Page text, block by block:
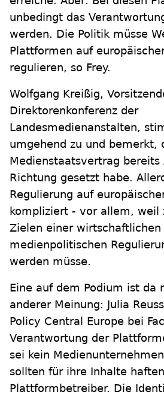
unbedingt das
werden. Die Politik müsse
Plattformen auf
regulieren, so Frey.
Wolfgang Kreißig,
Direktorenkonferenz der
Landesmedienanstalten,
umgehend zu und bemerkt,
Medienstaatsvertrag bereits
Richtung gesetzt habe.
Regulierung auf
kompliziert - vor allem, weil
Zielen einer
medienpolitischen
werden müsse.
Eine auf dem Podium ist da
anderer Meinung: Julia
Policy Central Europe bei
Verantwortung der
sei kein
sollten für ihre Inhalte
Plattformbetreiber. Die